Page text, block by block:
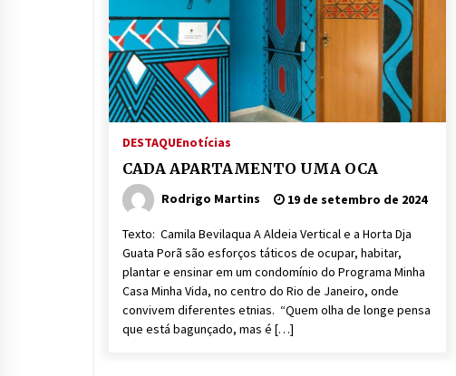
DESTAQUEnotícias
CADA APARTAMENTO UMA OCA
Rodrigo Martins 19 de setembro de 2024
Texto: Camila Bevilaqua A Aldeia Vertical e a Horta Dja
Guata Porã são esforços táticos de ocupar, habitar,
plantar e ensinar em um condomínio do Programa Minha
Casa Minha Vida, no centro do Rio de Janeiro, onde
convivem diferentes etnias. “Quem olha de longe pensa
que está bagunçado, mas é […]